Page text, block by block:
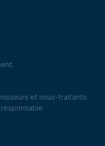
et sous-traitants
responsable